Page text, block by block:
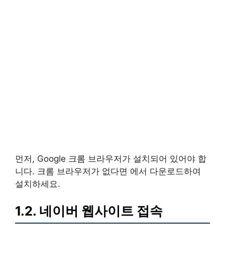
먼저, Google 크롬 브라우저가 설치되어 있어야 합
니다. 크롬 브라우저가 없다면 에서 다운로드하여
설치하세요.
1.2. 네이버 웹사이트 접속